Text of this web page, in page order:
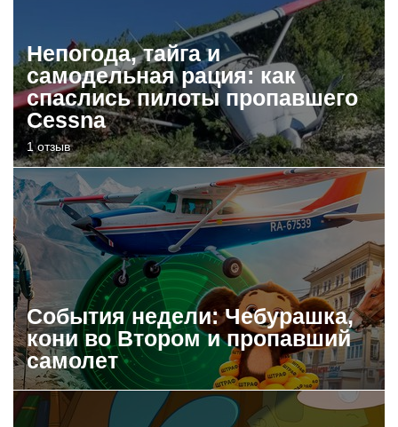
Непогода, тайга и
самодельная рация: как
спаслись пилоты пропавшего
Cessna
1 отзыв
События недели: Чебурашка,
кони во Втором и пропавший
самолет